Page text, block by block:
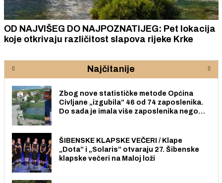
OD NAJVIŠEG DO NAJPOZNATIJEG: Pet lokacija
koje otkrivaju različitost slapova rijeke Krke
Najčitanije
Zbog nove statističke metode Općina
Civljane „izgubila” 46 od 74 zaposlenika.
Do sada je imala više zaposlenika nego
ŠIBENSKE KLAPSKE VEČERI / Klape
„Dota” i „Solaris” otvaraju 27. Šibenske
klapske večeri na Maloj loži